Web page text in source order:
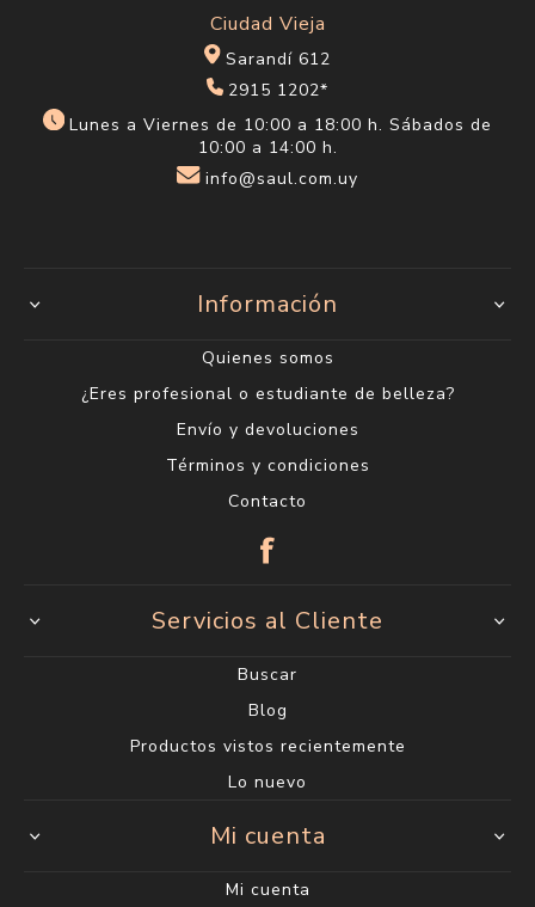
Ciudad Vieja
Sarandí 612
2915 1202*
Lunes a Viernes de 10:00 a 18:00 h. Sábados de
10:00 a 14:00 h.
info@saul.com.uy
Información
Quienes somos
¿Eres profesional o estudiante de belleza?
Envío y devoluciones
Términos y condiciones
Contacto
Servicios al Cliente
Buscar
Blog
Productos vistos recientemente
Lo nuevo
Mi cuenta
Mi cuenta